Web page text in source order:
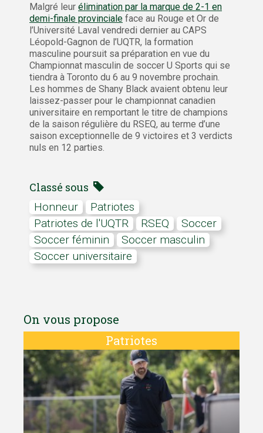
Malgré leur élimination par la marque de 2-1 en
demi-finale provinciale face au Rouge et Or de
l’Université Laval vendredi dernier au CAPS
Léopold-Gagnon de l’UQTR, la formation
masculine poursuit sa préparation en vue du
Championnat masculin de soccer U Sports qui se
tiendra à Toronto du 6 au 9 novembre prochain.
Les hommes de Shany Black avaient obtenu leur
laissez-passer pour le championnat canadien
universitaire en remportant le titre de champions
de la saison régulière du RSEQ, au terme d’une
saison exceptionnelle de 9 victoires et 3 verdicts
nuls en 12 parties.
Classé sous
honneur
Patriotes
Patriotes de l'UQTR
RSEQ
soccer
Soccer féminin
Soccer masculin
soccer universitaire
On vous propose
Patriotes